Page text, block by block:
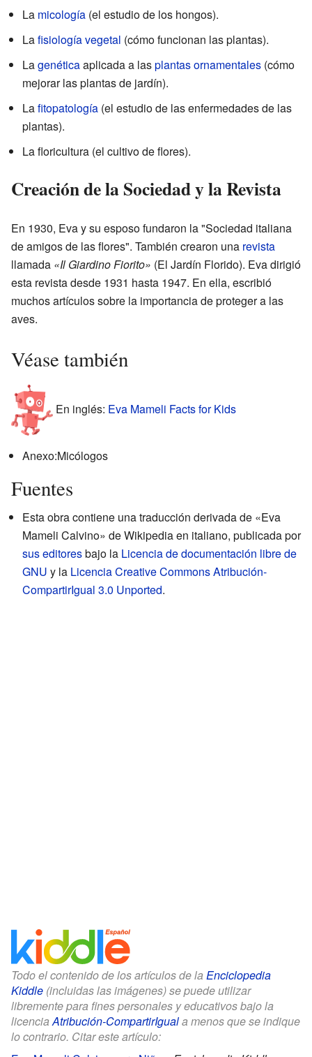
La micología (el estudio de los hongos).
Lafisiología vegetal (cómo funcionan las plantas).
Lagenéticaaplicada a lasplantas ornamentales (cómo
mejorar las plantas de jardín).
Lafitopatología (el estudio de las enfermedades de las
plantas).
La floricultura (el cultivo de flores).
Creación de la Sociedad y la Revista
En 1930, Eva y su esposo fundaron la "Sociedad italiana
de amigos de las flores". También crearon una revista
llamada «Il Giardino Fiorito» (El Jardín Florido). Eva dirigió
esta revista desde 1931 hasta 1947. En ella, escribió
muchos artículos sobre la importancia de proteger a las
aves.
Véase también
En inglés: Eva Mameli Facts for Kids
Anexo:Micólogos
Fuentes
Esta obra contiene una traducción derivada de «Eva
Mameli Calvino» de Wikipedia en italiano, publicada por
sus editoresbajo la Licencia de documentación libre de
GNU y la Licencia Creative Commons Atribución-
CompartirIgual 3.0 Unported.
Todo el contenido de los artículos de la Enciclopedia
Kiddle (incluidas las imágenes) se puede utilizar
libremente para fines personales y educativos bajo la
licenciaAtribución-CompartirIguala menos que se indique
lo contrario. Citar este artículo: